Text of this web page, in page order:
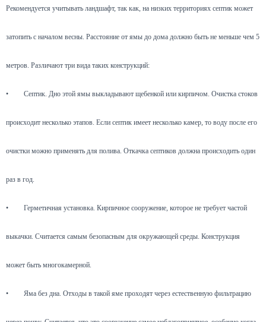
Рекомендуется учитывать ландшафт, так как, на низких территориях септик может
затопить с началом весны. Расстояние от ямы до дома должно быть не меньше чем 5
метров. Различают три вида таких конструкций:
• Септик. Дно этой ямы выкладывают щебенкой или кирпичом. Очистка стоков
происходит несколько этапов. Если септик имеет несколько камер, то воду после его
очистки можно применять для полива. Откачка септиков должна происходить один
раз в год.
• Герметичная установка. Кирпичное сооружение, которое не требует частой
выкачки. Считается самым безопасным для окружающей среды. Конструкция
может быть многокамерной.
• Яма без дна. Отходы в такой яме проходят через естественную фильтрацию